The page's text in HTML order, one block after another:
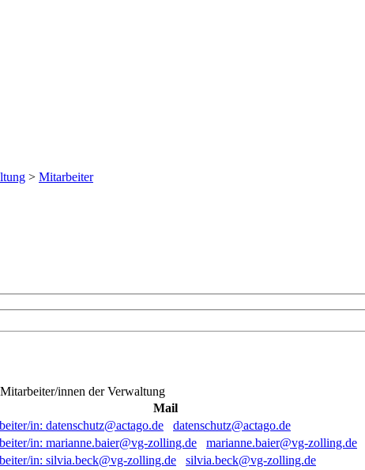
> Mitarbeiter
innen der Verwaltung
Mail
datenschutz@actago.de
marianne.baier@vg-zolling.de
silvia.beck@vg-zolling.de